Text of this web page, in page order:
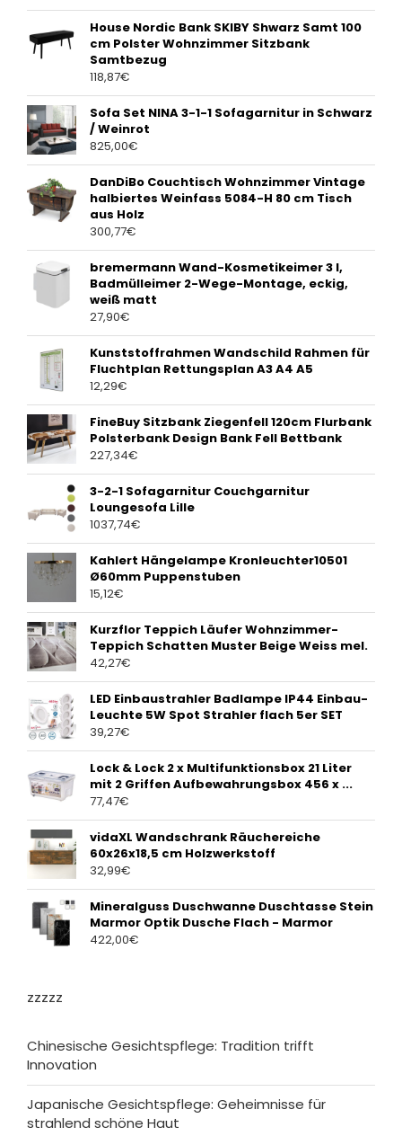
House Nordic Bank SKIBY Shwarz Samt 100
cm Polster Wohnzimmer Sitzbank
Samtbezug
118,87€
Sofa Set NINA 3-1-1 Sofagarnitur in Schwarz
/ Weinrot
825,00€
DanDiBo Couchtisch Wohnzimmer Vintage
halbiertes Weinfass 5084-H 80 cm Tisch
aus Holz
300,77€
bremermann Wand-Kosmetikeimer 3 l,
Badmülleimer 2-Wege-Montage, eckig,
weiß matt
27,90€
Kunststoffrahmen Wandschild Rahmen für
Fluchtplan Rettungsplan A3 A4 A5
12,29€
FineBuy Sitzbank Ziegenfell 120cm Flurbank
Polsterbank Design Bank Fell Bettbank
227,34€
3-2-1 Sofagarnitur Couchgarnitur
Loungesofa Lille
1037,74€
Kahlert Hängelampe Kronleuchter10501
Ø60mm Puppenstuben
15,12€
Kurzflor Teppich Läufer Wohnzimmer-
Teppich Schatten Muster Beige Weiss mel.
42,27€
LED Einbaustrahler Badlampe IP44 Einbau-
Leuchte 5W Spot Strahler flach 5er SET
39,27€
Lock & Lock 2 x Multifunktionsbox 21 Liter
mit 2 Griffen Aufbewahrungsbox 456 x ...
77,47€
vidaXL Wandschrank Räuchereiche
60x26x18,5 cm Holzwerkstoff
32,99€
Mineralguss Duschwanne Duschtasse Stein
Marmor Optik Dusche Flach - Marmor
422,00€
zzzzz
Chinesische Gesichtspflege: Tradition trifft
Innovation
Japanische Gesichtspflege: Geheimnisse für
strahlend schöne Haut